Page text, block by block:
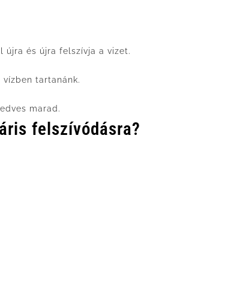
újra és újra felszívja a vizet.
tartanánk.
marad.
felszívódásra?